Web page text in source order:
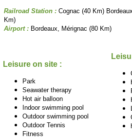
Railroad Station : Cognac (40 Km)
Km)
Airport : Bordeaux, Mérignac (80 Km)
Leisure on site :
Park
Seawater therapy
Hot air balloon
Indoor swimming pool
Outdoor swimming pool
Outdoor Tennis
Fitness